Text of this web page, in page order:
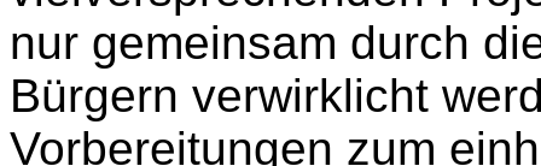
nur gemeinsam durch
Bürgern verwirklicht
Vorbereitungen zum